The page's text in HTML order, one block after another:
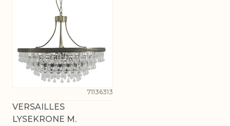
71136313
VERSAILLES
LYSEKRONE M.